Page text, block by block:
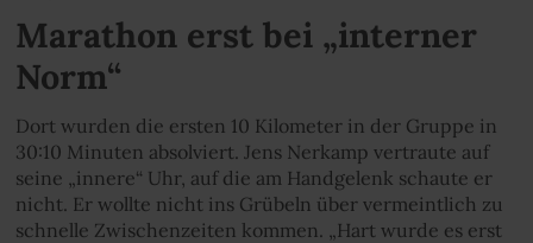
Marathon erst bei „interner
Norm“
Dort wurden die ersten 10 Kilometer in der Gruppe in
30:10 Minuten absolviert. Jens Nerkamp vertraute auf
seine „innere“ Uhr, auf die am Handgelenk schaute er
nicht. Er wollte nicht ins Grübeln über vermeintlich zu
schnelle Zwischenzeiten kommen. „Hart wurde es erst